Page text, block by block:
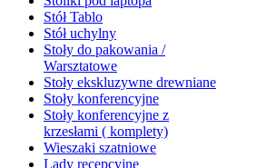
Stół Tablo
Stół uchylny
Stoły do pakowania /
Warsztatowe
Stoły ekskluzywne drewniane
Stoły konferencyjne
Stoły konferencyjne z
krzesłami ( komplety)
Wieszaki szatniowe
Lady recepcyjne